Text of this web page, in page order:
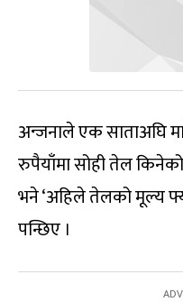
अन्जनाले एक साताअघि
रुपैयाँमा सोही तेल
भने ‘अहिले तेलको मूल्य
पन्छिए ।